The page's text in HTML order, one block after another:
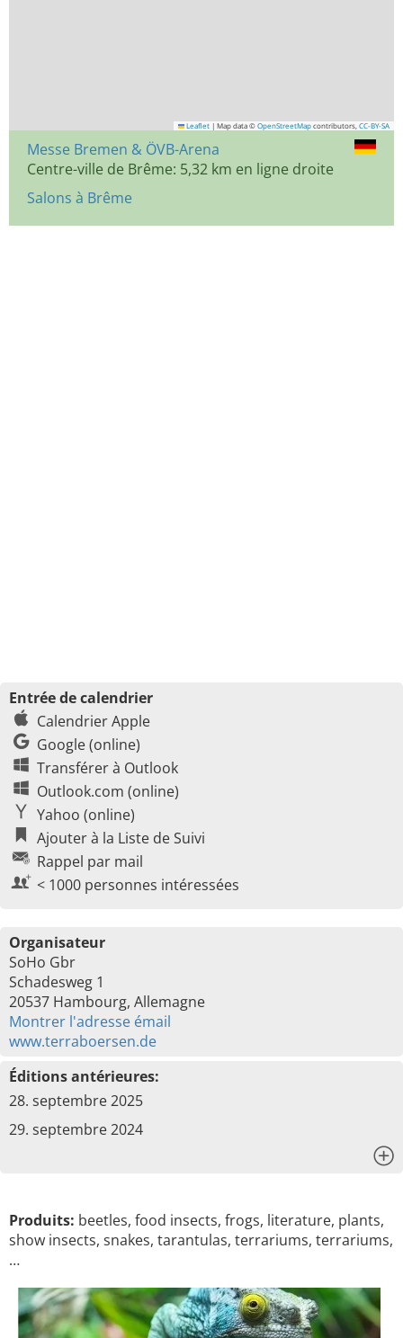
Leaflet | Map data © OpenStreetMap contributors, CC-BY-SA
Messe Bremen & ÖVB-Arena
Centre-ville de Brême: 5,32 km en ligne droite
Salons à Brême
Entrée de calendrier
Calendrier Apple
Google (online)
Transférer à Outlook
Outlook.com (online)
Yahoo (online)
Ajouter à la Liste de Suivi
Rappel par mail
< 1000 personnes intéressées
Organisateur
SoHo Gbr
Schadesweg 1
20537 Hambourg, Allemagne
Montrer l'adresse émail
www.terraboersen.de
Éditions antérieures:
28. septembre 2025
29. septembre 2024
Produits: beetles, food insects, frogs, literature, plants,
show insects, snakes, tarantulas, terrariums, terrariums,
…